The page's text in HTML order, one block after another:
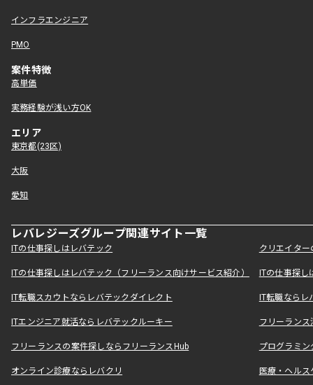
インフラエンジニア
PMO
案件特徴
高単価
実務経験が浅い方OK
エリア
東京都(23区)
大阪
愛知
レバレジーズグループ関連サイト一覧
ITの仕事探しはレバテック クリエイタ
ITの仕事探しはレバテック（フリーランス向けサービス紹介） ITの仕事探
IT転職スカウトならレバテックダイレクト IT転職なら
ITエンジニア就活ならレバテックルーキー フリーラン
フリーランスの案件探しならフリーランスHub プログラミ
オンライン診療ならレバクリ 医療・ヘル